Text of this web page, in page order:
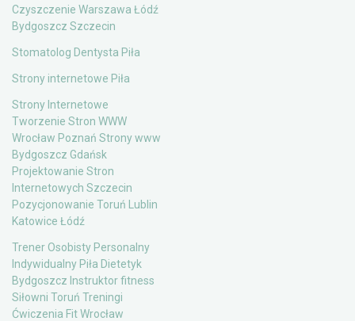
Czyszczenie Warszawa Łódź
Bydgoszcz Szczecin
Stomatolog Dentysta Piła
Strony internetowe Piła
Strony Internetowe
Tworzenie Stron WWW
Wrocław Poznań Strony www
Bydgoszcz Gdańsk
Projektowanie Stron
Internetowych Szczecin
Pozycjonowanie Toruń Lublin
Katowice Łódź
Trener Osobisty Personalny
Indywidualny Piła Dietetyk
Bydgoszcz Instruktor fitness
Siłowni Toruń Treningi
Ćwiczenia Fit Wrocław